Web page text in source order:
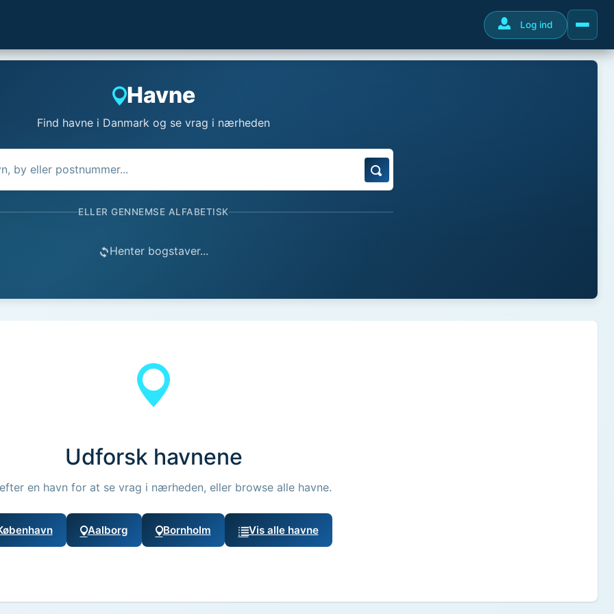
Log ind
Havne
Find havne i Danmark og se vrag i nærheden
ELLER GENNEMSE ALFABETISK
Henter bogstaver...
Udforsk havnene
en havn for at se vrag i nærheden, eller browse alle havne.
Aalborg Bornholm Vis alle havne